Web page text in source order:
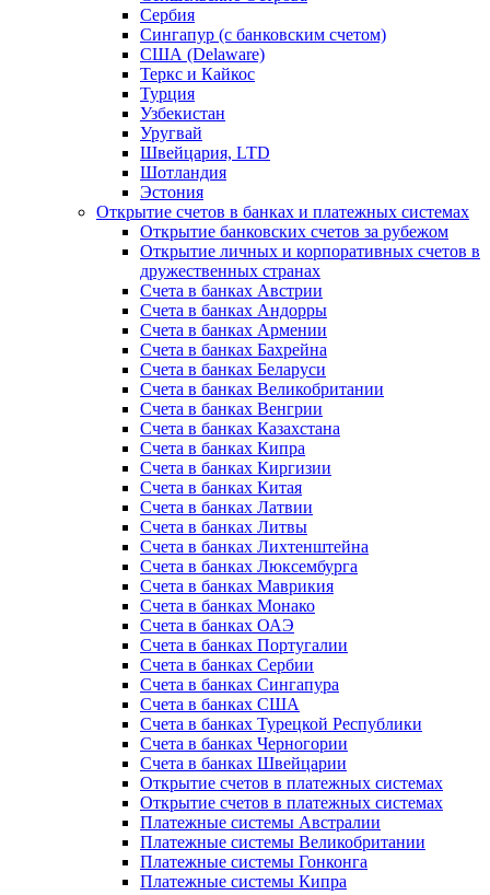
Сербия
Сингапур (c банковским счетом)
США (Delaware)
Теркс и Кайкос
Турция
Узбекистан
Уругвай
Швейцария, LTD
Шотландия
Эстония
Открытие счетов в банках и платежных системах
Открытие банковских счетов за рубежом
Открытие личных и корпоративных счетов в
дружественных странах
Счета в банках Австрии
Счета в банках Андорры
Счета в банках Армении
Счета в банках Бахрейна
Счета в банках Беларуси
Счета в банках Великобритании
Счета в банках Венгрии
Счета в банках Казахстана
Счета в банках Кипра
Счета в банках Киргизии
Счета в банках Китая
Счета в банках Латвии
Счета в банках Литвы
Счета в банках Лихтенштейна
Счета в банках Люксембурга
Счета в банках Маврикия
Счета в банках Монако
Счета в банках ОАЭ
Счета в банках Португалии
Счета в банках Сербии
Счета в банках Сингапура
Счета в банках США
Счета в банках Турецкой Республики
Счета в банках Черногории
Счета в банках Швейцарии
Открытие счетов в платежных системах
Открытие счетов в платежных системах
Платежные системы Австралии
Платежные системы Великобритании
Платежные системы Гонконга
Платежные системы Кипра